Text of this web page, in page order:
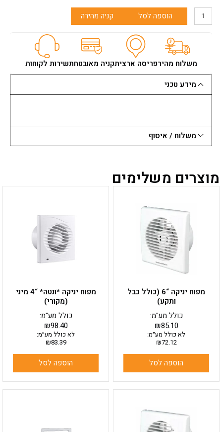
הוספה לסל קניה מהירה
משלוח מהירפריסה ארציתקניה מאובטחתשירות לקוחות
מידע טכני
משלוח / איסוף
מוצרים משלימים
מפוח יניקה “6 (כולל כבל
ותקע)
₪85.10
כולל מע"מ:
לא כולל מע״מ:
₪72.12
הוספה לסל
מפוח יניקה *ונטה* “4 מיני
(מקורי)
₪98.40
כולל מע"מ:
לא כולל מע״מ:
₪83.39
הוספה לסל